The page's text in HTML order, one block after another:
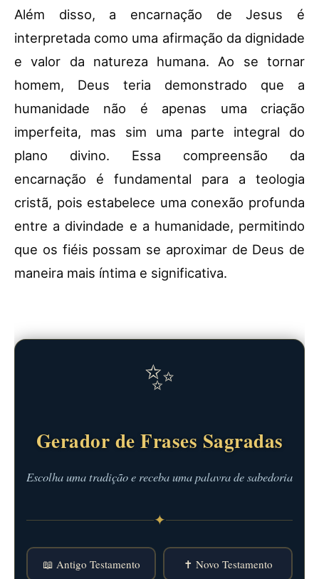
Além disso, a encarnação de Jesus é
interpretada como uma afirmação da dignidade
e valor da natureza humana. Ao se tornar
homem, Deus teria demonstrado que a
humanidade não é apenas uma criação
imperfeita, mas sim uma parte integral do
plano divino. Essa compreensão da
encarnação é fundamental para a teologia
cristã, pois estabelece uma conexão profunda
entre a divindade e a humanidade, permitindo
que os fiéis possam se aproximar de Deus de
maneira mais íntima e significativa.
✨
Gerador de Frases Sagradas
Escolha uma tradição e receba uma palavra de sabedoria
✦
📖 Antigo Testamento ✝️ Novo Testamento